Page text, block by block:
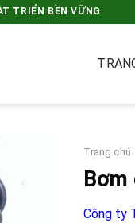
TRIỂN BỀN VỮNG
Trang chủ
Bơm
Công ty